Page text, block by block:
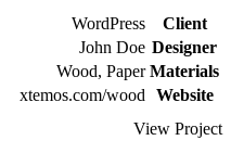
Client
WordPress
Designer
John Doe
Materials
Wood, Paper
Website
xtemos.com/wood
View Project